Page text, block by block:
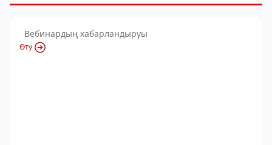
Вебинардың хабарландыруы
Өту